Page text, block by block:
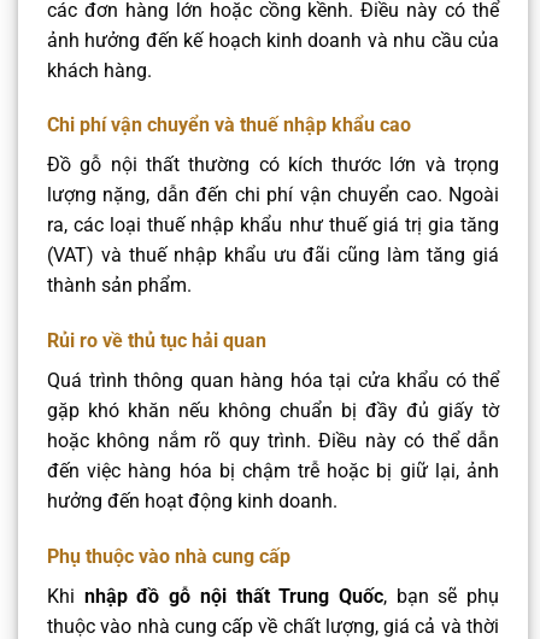
các đơn hàng lớn hoặc cồng kềnh. Điều này có thể
ảnh hưởng đến kế hoạch kinh doanh và nhu cầu của
khách hàng.​
Chi phí vận chuyển và thuế nhập khẩu cao
Đồ gỗ nội thất thường có kích thước lớn và trọng
lượng nặng, dẫn đến chi phí vận chuyển cao. Ngoài
ra, các loại thuế nhập khẩu như thuế giá trị gia tăng
(VAT) và thuế nhập khẩu ưu đãi cũng làm tăng giá
thành sản phẩm.​
Rủi ro về thủ tục hải quan
Quá trình thông quan hàng hóa tại cửa khẩu có thể
gặp khó khăn nếu không chuẩn bị đầy đủ giấy tờ
hoặc không nắm rõ quy trình. Điều này có thể dẫn
đến việc hàng hóa bị chậm trễ hoặc bị giữ lại, ảnh
hưởng đến hoạt động kinh doanh.​
Phụ thuộc vào nhà cung cấp
Khi nhập đồ gỗ nội thất Trung Quốc, bạn sẽ phụ
thuộc vào nhà cung cấp về chất lượng, giá cả và thời